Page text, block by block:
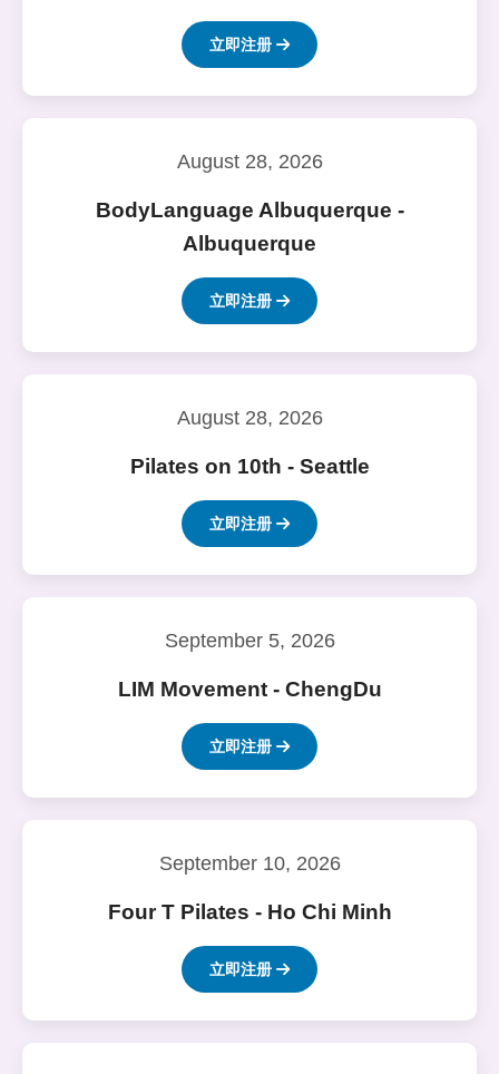
立即注册
August 28, 2026
BodyLanguage Albuquerque -
Albuquerque
立即注册
August 28, 2026
Pilates on 10th - Seattle
立即注册
September 5, 2026
LIM Movement - ChengDu
立即注册
September 10, 2026
Four T Pilates - Ho Chi Minh
立即注册